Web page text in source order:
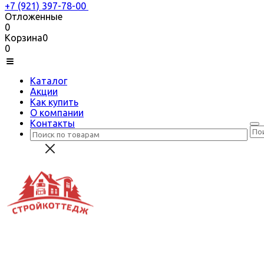
+7 (921) 397-78-00
Отложенные
0
Корзина0
0
Каталог
Акции
Как купить
О компании
Контакты